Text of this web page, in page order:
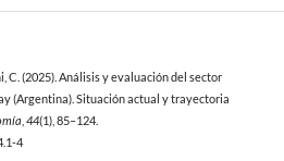
C. (2025). Análisis y evaluación del sector
(Argentina). Situación actual y trayectoria
44(1), 85–124.
4